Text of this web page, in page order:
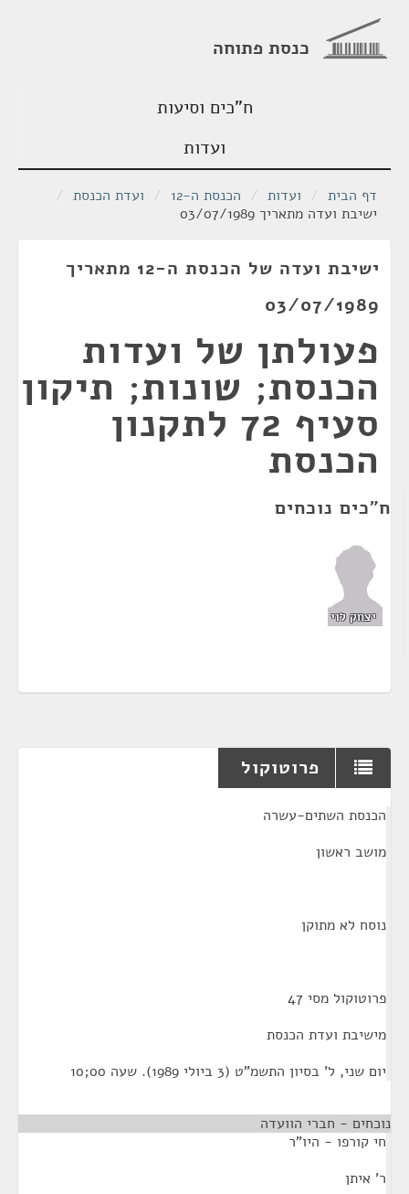
כנסת פתוחה
ח"כים וסיעות
ועדות
דף הבית / ועדות / הכנסת ה-12 / ועדת הכנסת /
ישיבת ועדה מתאריך 03/07/1989
ישיבת ועדה של הכנסת ה-12 מתאריך
03/07/1989
פעולתן של ועדות
הכנסת; שונות; תיקון
סעיף 72 לתקנון
הכנסת
ח"כים נוכחים
יצחק לוי
פרוטוקול
הכנסת השתים-עשרה
מושב ראשון
נוסח לא מתוקן
פרוטוקול מסי 47
מישיבת ועדת הכנסת
יום שני, ל' בסיון התשמ"ט (3 ביולי 1989). שעה 00;10
נוכחים - חברי הוועדה
חי קורפו - היו"ר
ר' איתן